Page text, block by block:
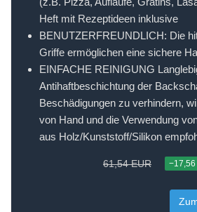
Heft mit Rezeptideen inklusive
BENUTZERFREUNDLICH: Die
Griffe ermöglichen eine sichere
EINFACHE REINIGUNG
Antihaftbeschichtung der
Beschädigungen zu verhindern,
von Hand und die Verwendung
aus Holz/Kunststoff/Silikon
61,54 EUR −17,56